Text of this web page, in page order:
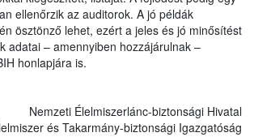
ellenőrzik az auditorok. A jó példák
ösztönző lehet, ezért a jeles és jó minősítést
adatai – amennyiben hozzájárulnak –
honlapjára is.
Nemzeti Élelmiszerlánc-biztonsági Hivatal
és Takarmány-biztonsági Igazgatóság